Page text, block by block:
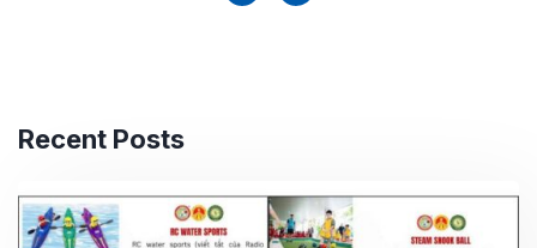
Recent Posts